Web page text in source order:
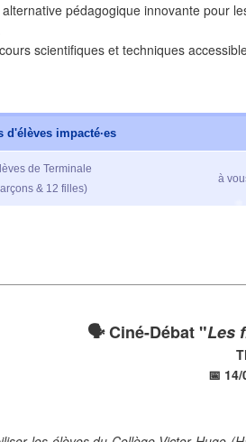
❄
pédagogique innovante pour
scientifiques et techniques
d'élèves impacté·es
de Terminale
& 12 filles)
à
🗣️ Ciné-Débat "Les
📅